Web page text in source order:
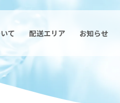
て 配送エリア お知らせ